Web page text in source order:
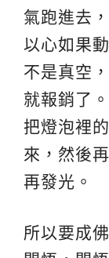
氣跑進去
以心如果
不是真空
就報銷了
把燈泡裡
來，然後
再發光。
所以要成